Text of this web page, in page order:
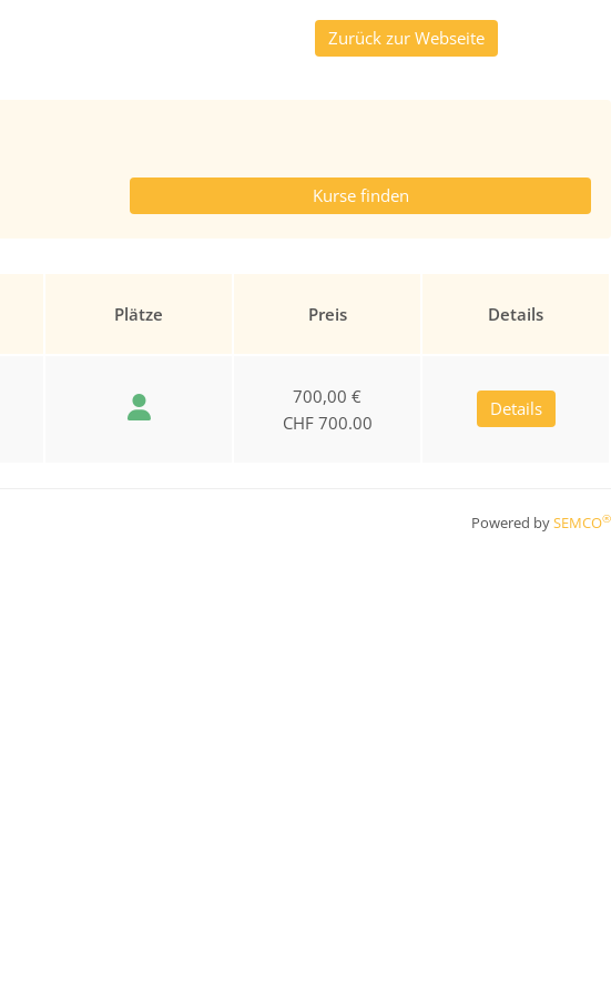
Zurück zur Webseite
Plätze Preis Details
700,00 €
CHF 700.00
Details
Powered bySEMCO®